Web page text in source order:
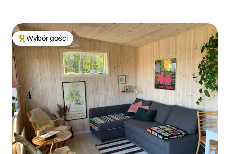
Najpopularniejsze z kategorii Wybór gości
Wybór gości